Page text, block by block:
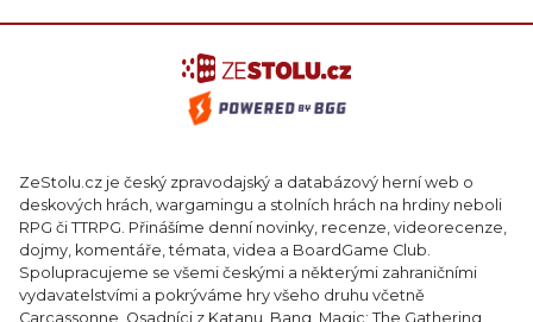
ZeStolu.cz je český zpravodajský a databázový herní web o
deskových hrách, wargamingu a stolních hrách na hrdiny neboli
RPG či TTRPG. Přinášíme denní novinky, recenze, videorecenze,
dojmy, komentáře, témata, videa a BoardGame Club.
Spolupracujeme se všemi českými a některými zahraničními
vydavatelstvími a pokrýváme hry všeho druhu včetně
Carcassonne, Osadníci z Katanu, Bang, Magic: The Gathering,